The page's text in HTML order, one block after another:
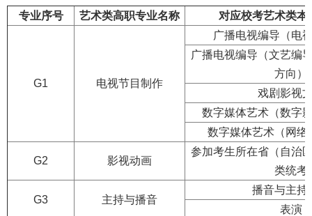
专业序号 艺术类高职专业名称 对应校考艺术类本
G1 电视节目制作
广播电视编导（电
广播电视编导（文艺编
方向）
戏剧影视
数字媒体艺术（数字
数字媒体艺术（网络
G2 影视动画
参加考生所在省（自治
类统考
G3 主持与播音
播音与主持
表演